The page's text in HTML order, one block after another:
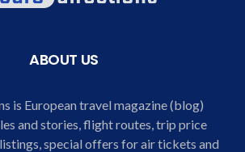
ABOUT US
is European travel magazine (blog)
and stories, flight routes, trip price
special offers for air tickets and